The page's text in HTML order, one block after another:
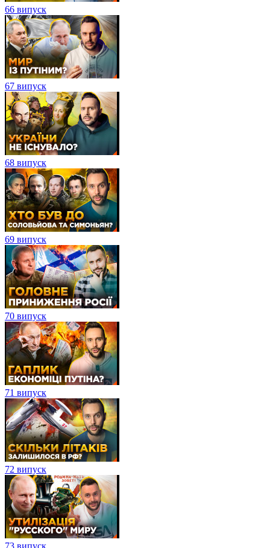
66 випуск
67 випуск
68 випуск
69 випуск
70 випуск
71 випуск
72 випуск
73 випуск